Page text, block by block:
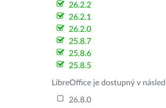
26.2.2
26.2.1
26.2.0
25.8.7
25.8.6
25.8.5
LibreOffice je dostupný v
26.8.0